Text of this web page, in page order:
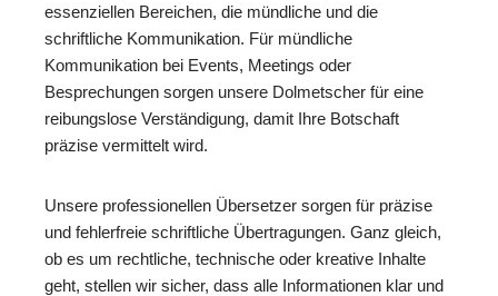
essenziellen Bereichen, die mündliche und die
schriftliche Kommunikation. Für mündliche
Kommunikation bei Events, Meetings oder
Besprechungen sorgen unsere Dolmetscher für eine
reibungslose Verständigung, damit Ihre Botschaft
präzise vermittelt wird.
Unsere professionellen Übersetzer sorgen für präzise
und fehlerfreie schriftliche Übertragungen. Ganz gleich,
ob es um rechtliche, technische oder kreative Inhalte
geht, stellen wir sicher, dass alle Informationen klar und